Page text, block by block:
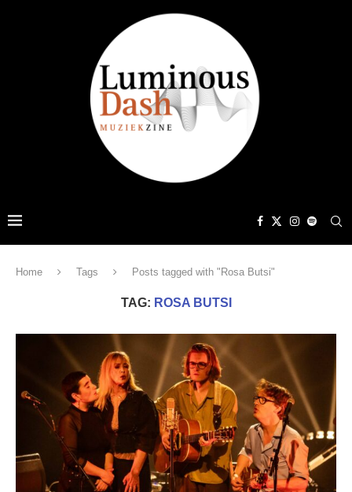
Home Tags Posts tagged with "Rosa Butsi"
TAG: ROSA BUTSI